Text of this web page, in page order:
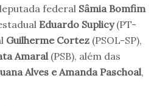
federal Sâmia Bomfim
Eduardo Suplicy(PT-
Guilherme Cortez (PSOL-SP),
Amaral (PSB), além das
Alves e Amanda Paschoal,